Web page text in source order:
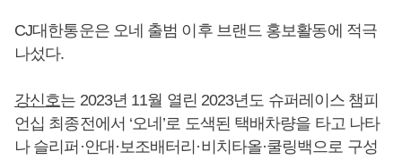
CJ대한통운은 오네 출범 이후 브랜드 홍보활동에 적극
나섰다.
강신호는 2023년 11월 열린 2023년도 슈퍼레이스 챔피
언십 최종전에서 ‘오네’로 도색된 택배차량을 타고 나타
나 슬리퍼·안대·보조배터리·비치타올·쿨링백으로 구성